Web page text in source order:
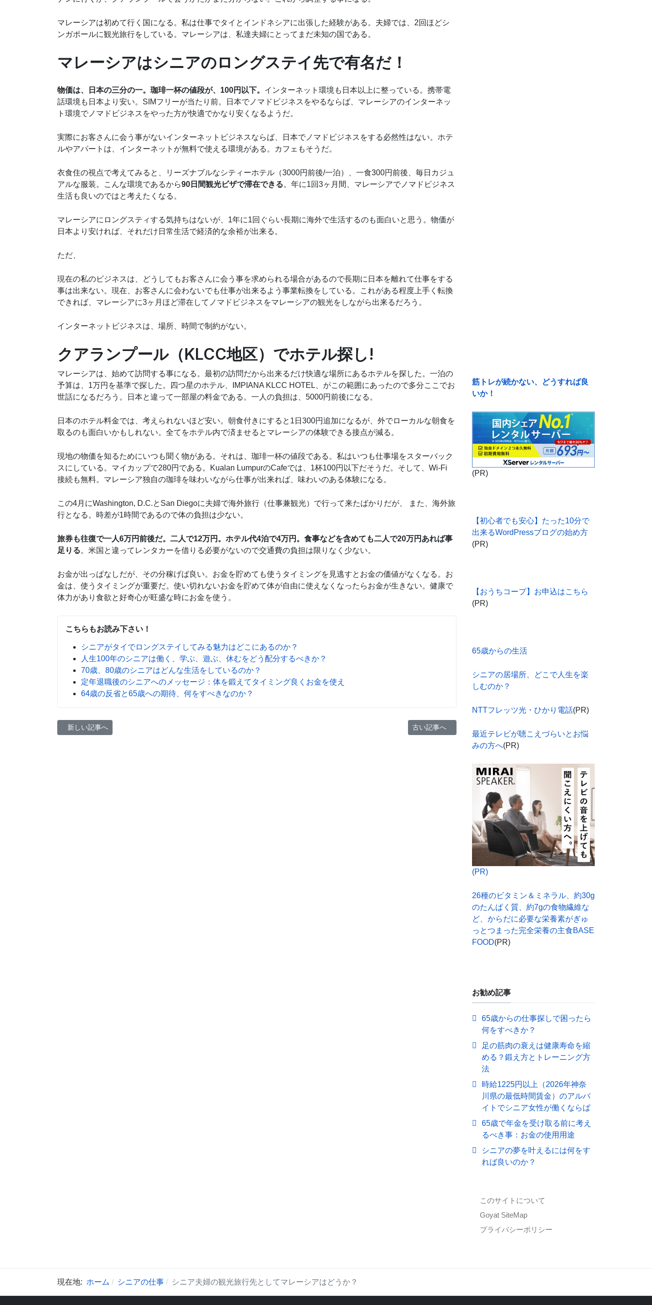
マレーシアは初めて行く国になる。私は仕事でタイとインドネシアに出張した経験がある。夫婦では、2回ほどシ
ンガポールに観光旅行をしている。マレーシアは、私達夫婦にとってまだ未知の国である。
マレーシアはシニアのロングステイ先で有名だ！
物価は、日本の三分の一。珈琲一杯の値段が、100円以下。 インターネット環境も日本以上に整っている。携帯電
話環境も日本より安い。SIMフリーが当たり前。日本でノマドビジネスをやるならば、マレーシアのインターネッ
ト環境でノマドビジネスをやった方が快適でかなり安くなるようだ。
実際にお客さんに会う事がないインターネットビジネスならば、日本でノマドビジネスをする必然性はない。ホテ
ルやアパートは、インターネットが無料で使える環境がある。カフェもそうだ。
衣食住の視点で考えてみると、リーズナブルなシティーホテル（3000円前後/一泊）、一食300円前後、毎日カジュ
アルな服装。こんな環境であるから90日間観光ビザで滞在できる。年に1回3ヶ月間、マレーシアでノマドビジネス
生活も良いのではと考えたくなる。
マレーシアにロングスティする気持ちはないが、1年に1回ぐらい長期に海外で生活するのも面白いと思う。物価が
日本より安ければ、それだけ日常生活で経済的な余裕が出来る。
ただ、
現在の私のビジネスは、どうしてもお客さんに会う事を求められる場合があるので長期に日本を離れて仕事をする
事は出来ない。現在、お客さんに会わないでも仕事が出来るよう事業転換をしている。これがある程度上手く転換
できれば、マレーシアに3ヶ月ほど滞在してノマドビジネスをマレーシアの観光をしながら出来るだろう。
インターネットビジネスは、場所、時間で制約がない。
クアランプール（KLCC地区）でホテル探し!
マレーシアは、始めて訪問する事になる。最初の訪問だから出来るだけ快適な場所にあるホテルを探した。一泊の
予算は、1万円を基準で探した。四つ星のホテル、
IMPIANA KLCC HOTEL 、がこの範囲にあったので多分ここでお
世話になるだろう。日本と違って一部屋の料金である。一人の負担は、5000円前後になる。
日本のホテル料金では、考えられないほど安い。朝食付きにすると1日300円追加になるが、外でローカルな朝食を
取るのも面白いかもしれない。全てをホテル内で済ませるとマレーシアの体験できる接点が減る。
現地の物価を知るためにいつも聞く物がある。それは、珈琲一杯の値段である。私はいつも仕事場をスターバック
スにしている。マイカップで280円である。Kualan LumpurのCafeでは、1杯100円以下だそうだ。そして、Wi-Fi
接続も無料。マレーシア独自の珈琲を味わいながら仕事が出来れば、味わいのある体験になる。
この4月にWashington, D.C.とSan Diegoに夫婦で海外旅行（仕事兼観光）で行って来たばかりだが、 また、海外旅
行となる。時差が1時間であるので体の負担は少ない。
旅券も往復で一人6万円前後だ。二人で12万円。ホテル代4泊で4万円。食事などを含めても二人で20万円あれば事
足りる。米国と違ってレンタカーを借りる必要がないので交通費の負担は限りなく少ない。
お金が出っぱなしだが、その分稼げば良い。お金を貯めても使うタイミングを見逃すとお金の価値がなくなる。お
金は、使うタイミングが重要だ。使い切れないお金を貯めて体が自由に使えなくなったらお金が生きない。健康で
体力があり食欲と好奇心が旺盛な時にお金を使う。
こちらもお読み下さい！
シニアがタイでロングステイしてみる魅力はどこにあるのか？
人生100年のシニアは働く、学ぶ、遊ぶ、休むをどう配分するべきか？
70歳、80歳のシニアはどんな生活をしているのか？
定年退職後のシニアへのメッセージ：体を鍛えてタイミング良くお金を使え
64歳の反省と65歳への期待、何をすべきなのか？
前の記事へ: シニアの経験や知識をお金に換えるにはどうするか？
新しい記事へ 次の記事へ: シニアが自信を持って起業するには何が必要か？
古い記事へ
筋トレが続かない、どうすれば良
いか！
(PR)
【初心者でも安心】たった10分で
出来るWordPressブログの始め方
(PR)
【おうちコープ】お申込はこちら
(PR)
65歳からの生活
シニアの居場所、どこで人生を楽
しむのか？
NTTフレッツ光・ひかり電話(PR)
最近テレビが聴こえづらいとお悩
みの方へ(PR)
(PR)
26種のビタミン＆ミネラル、約30g
のたんぱく質、約7gの食物繊維な
ど、からだに必要な栄養素がぎゅ
っとつまった完全栄養の主食BASE
FOOD(PR)
お勧め記事
65歳からの仕事探しで困ったら
何をすべきか？
足の筋肉の衰えは健康寿命を縮
める？鍛え方とトレーニング方
法
時給1225円以上（2026年神奈
川県の最低時間賃金）のアルバ
イトでシニア女性が働くならば
65歳で年金を受け取る前に考え
るべき事：お金の使用用途
シニアの夢を叶えるには何をす
れば良いのか？
このサイトについて
Goyat SiteMap
プライバシーポリシー
現在地: ホーム シニアの仕事 シニア夫婦の観光旅行先としてマレーシアはどうか？